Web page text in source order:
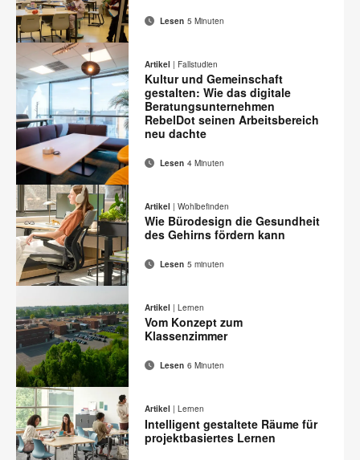
Auf
Facebook
teilen
Auf
Twitter
teilen
Auf
Pinterest
teilen
Auf
LinkedIn
teilen
E-
Mail-
Adresse
Diese
Seite
drucken
Lesen 5 Minuten
Auf
Facebook
teilen
Twitter
teilen
Auf
Pinterest
teilen
Auf
LinkedIn
teilen
E-
Mail-
Adresse
Diese
Seite
drucken
Artikel | Fallstudien
Kultur und Gemeinschaft
gestalten: Wie das digitale
Beratungsunternehmen
RebelDot seinen Arbeitsbereich
neu dachte
Lesen 4 Minuten
Auf
teilen
Auf
teilen
Auf
teilen
Auf
LinkedIn
teilen
E-
Adresse
Diese
Seite
drucken
Artikel | Wohlbefinden
Wie Bürodesign die Gesundheit
des Gehirns fördern kann
Lesen 5 minuten
Auf
Facebook
teilen
Auf
Twitter
teilen
Auf
Pinterest
teilen
Auf
LinkedIn
teilen
E-
Mail-
Adresse
Diese
Seite
drucken
Artikel | Lernen
Vom Konzept zum
Klassenzimmer
Lesen 6 Minuten
Artikel | Lernen
Intelligent gestaltete Räume für
projektbasiertes Lernen